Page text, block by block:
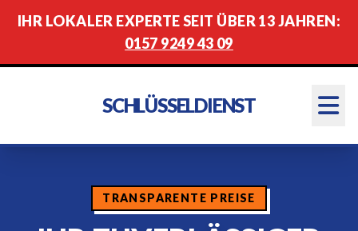
IHR LOKALER EXPERTE SEIT ÜBER 13 JAHREN:
0157 9249 43 09
SCHLÜSSELDIENST
TRANSPARENTE PREISE